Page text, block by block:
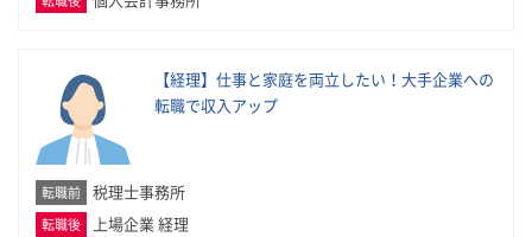
【経理】仕事と家庭を両立したい！大手企業への
転職で収入アップ
転職前 税理士事務所
転職後 上場企業 経理